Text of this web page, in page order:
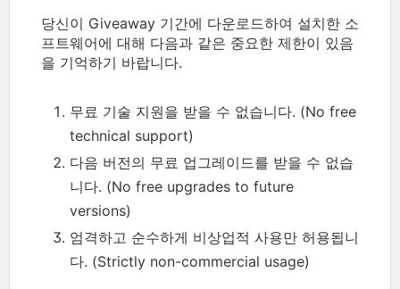
당신이 Giveaway 기간에 다운로드하여 설치한 소
프트웨어에 대해 다음과 같은 중요한 제한이 있음
을 기억하기 바랍니다.
무료 기술 지원을 받을 수 없습니다. (No free
technical support)
다음 버전의 무료 업그레이드를 받을 수 없습
니다. (No free upgrades to future
versions)
엄격하고 순수하게 비상업적 사용만 허용됩니
다. (Strictly non-commercial usage)